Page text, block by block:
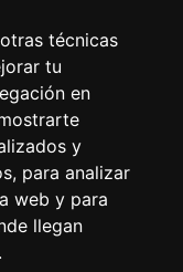
técnicas
tu
en
y
para analizar
web y para
llegan
ninguna organización o
comerciales y
de ciclismo son
patrocinio ni
proporcionada
y para la
nombres, marcas